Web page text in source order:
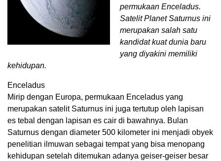
permukaan Enceladus.
Satelit Planet Saturnus ini
merupakan salah satu
kandidat kuat dunia baru
yang diyakini memiliki
kehidupan.
Enceladus
Mirip dengan Europa, permukaan Enceladus yang
merupakan satelit Saturnus ini juga tertutup oleh lapisan
es tebal dengan lapisan es cair di bawahnya. Bulan
Saturnus dengan diameter 500 kilometer ini menjadi obyek
penelitian ilmuwan sebagai tempat yang bisa menopang
kehidupan setelah ditemukan adanya geiser-geiser besar